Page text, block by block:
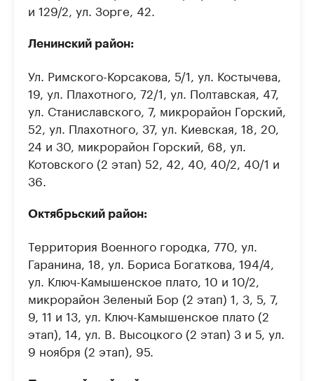
и 129/2, ул. Зорге, 42.
Ленинский район:
Ул. Римского-Корсакова, 5/1, ул. Костычева,
19, ул. Плахотного, 72/1, ул. Полтавская, 47,
ул. Станиславского, 7, микрорайон Горский,
52, ул. Плахотного, 37, ул. Киевская, 18, 20,
24 и 30, микрорайон Горский, 68, ул.
Котовского (2 этап) 52, 42, 40, 40/2, 40/1 и
36.
Октябрьский район:
Территория Военного городка, 770, ул.
Гаранина, 18, ул. Бориса Богаткова, 194/4,
ул. Ключ-Камышенское плато, 10 и 10/2,
микрорайон Зеленый Бор (2 этап) 1, 3, 5, 7,
9, 11 и 13, ул. Ключ-Камышенское плато (2
этап), 14, ул. В. Высоцкого (2 этап) 3 и 5, ул.
9 ноября (2 этап), 95.